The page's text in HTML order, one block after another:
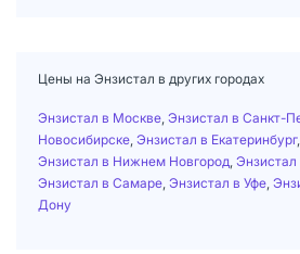
Цены на Энзистал в других городах
Энзистал в Москве Энзистал в Санкт-
Новосибирске Энзистал в Екатеринбург,
Энзистал в Нижнем Новгород Энзистал
Энзистал в Самаре Энзистал в Уфе
Дону